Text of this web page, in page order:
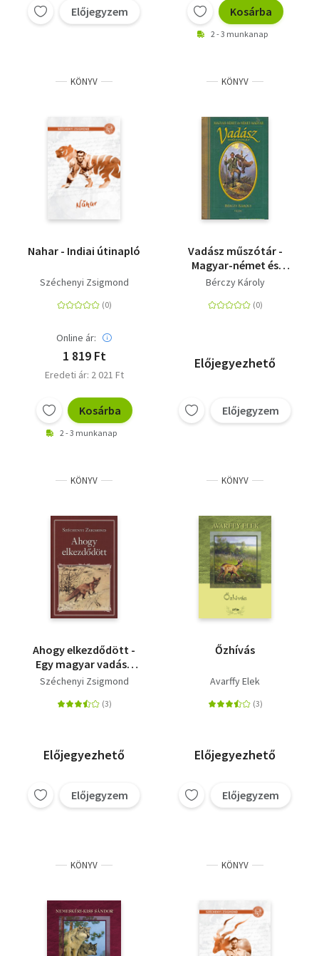
Előjegyzem Kosárba
2 - 3 munkanap
KÖNYV
Nahar - Indiai útinapló
Széchenyi Zsigmond
Online ár:
1 819 Ft
Eredeti ár: 2 021 Ft
Kosárba
2 - 3 munkanap
KÖNYV
Vadász műszótár -
Magyar-német és
német-magyar
Bérczy Károly
Előjegyezhető
Előjegyzem
KÖNYV
Ahogy elkezdődött -
Egy magyar vadász
hitvallása
Széchenyi Zsigmond
Előjegyezhető
Előjegyzem
KÖNYV
Őzhívás
Avarffy Elek
Előjegyezhető
Előjegyzem
KÖNYV KÖNYV